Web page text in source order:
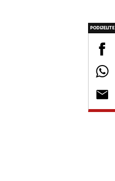
PODIJELITE